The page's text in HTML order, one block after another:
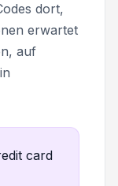
dort,
erwartet
auf
card